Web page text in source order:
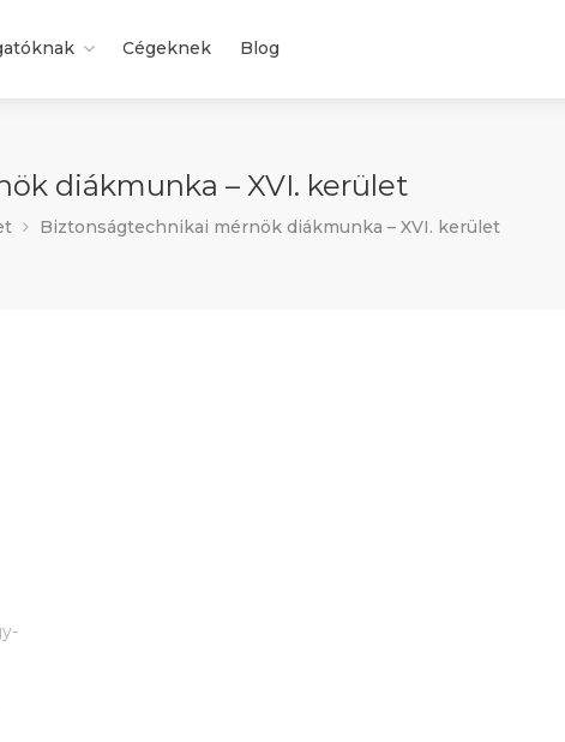
Cégeknek Blog
diákmunka – XVI. kerület
Biztonságtechnikai mérnök diákmunka – XVI. kerület